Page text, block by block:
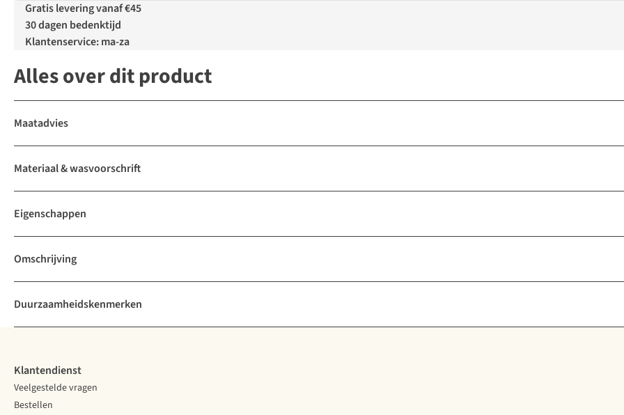
Gratis levering vanaf €45
30 dagen bedenktijd
Klantenservice: ma-za
Alles over dit product
Maatadvies
Materiaal & wasvoorschrift
Eigenschappen
Omschrijving
Duurzaamheidskenmerken
Klantendienst
Veelgestelde vragen
Bestellen